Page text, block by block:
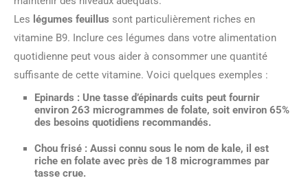
Les légumes feuillus sont particulièrement riches en
vitamine B9. Inclure ces légumes dans votre alimentation
quotidienne peut vous aider à consommer une quantité
suffisante de cette vitamine. Voici quelques exemples :
Epinards : Une tasse d’épinards cuits peut fournir
environ 263 microgrammes de folate, soit environ 65%
des besoins quotidiens recommandés.
Chou frisé : Aussi connu sous le nom de kale, il est
riche en folate avec près de 18 microgrammes par
tasse crue.